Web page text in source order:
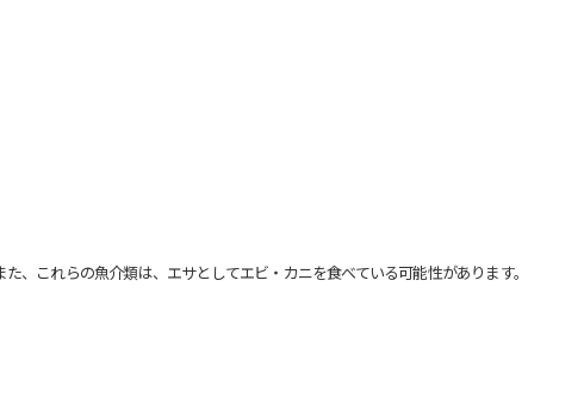
これらの魚介類は、エサとしてエビ・カニを食べている可能性があります。